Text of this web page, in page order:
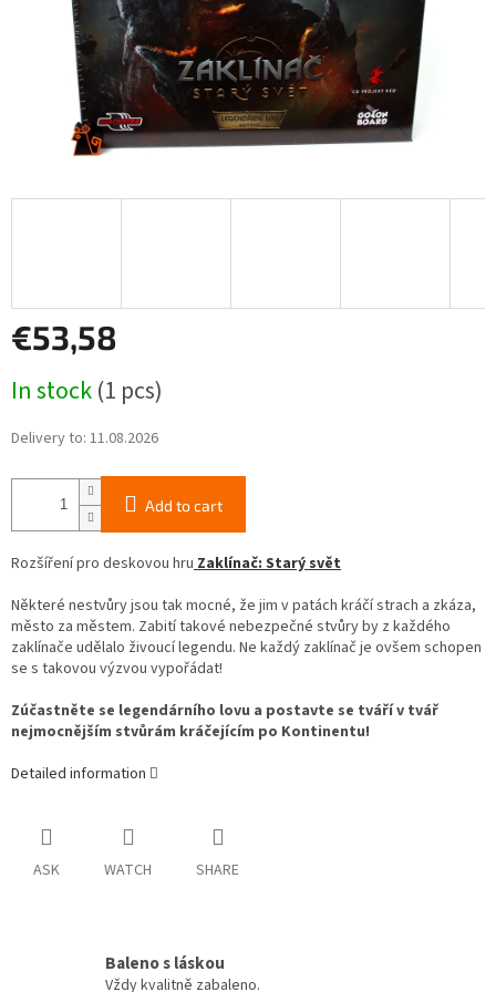
€53,58
price:
In stock(1 pcs)
Delivery to: 11.08.2026
Add to cart
Rozšíření pro deskovou hruZaklínač: Starý svět
Některé nestvůry jsou tak mocné, že jim v patách kráčí strach a zkáza,
město za městem. Zabití takové nebezpečné stvůry by z každého
zaklínače udělalo živoucí legendu. Ne každý zaklínač je ovšem schopen
se s takovou výzvou vypořádat!
Zúčastněte se legendárního lovu a postavte se tváří v tvář
nejmocnějším stvůrám kráčejícím po Kontinentu!
Detailed information
ASK WATCH SHARE
Baleno s láskou
Vždy kvalitně zabaleno.